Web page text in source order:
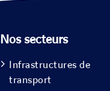
Nos secteurs
Infrastructures de
transport